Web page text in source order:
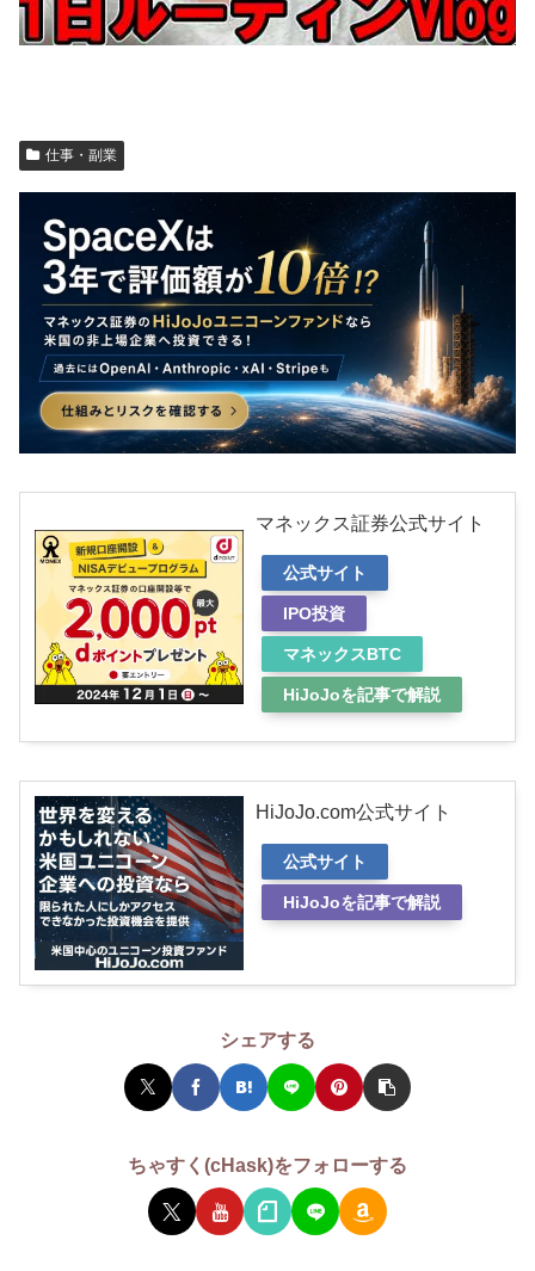
仕事・副業
マネックス証券公式サイト
公式サイト
IPO投資
マネックスBTC
HiJoJoを記事で解説
HiJoJo.com公式サイト
公式サイト
HiJoJoを記事で解説
シェアする
ちゃすく(cHask)をフォローする